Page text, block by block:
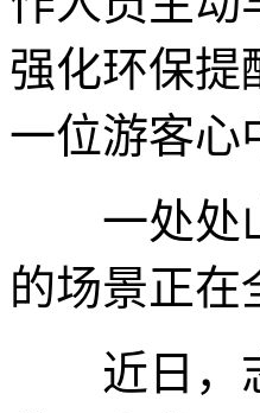
强化环保提
一位游客心
一处处山
的场景正在
近日，志